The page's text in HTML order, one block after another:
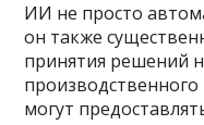
ИИ не просто
он также
принятия решений
могут